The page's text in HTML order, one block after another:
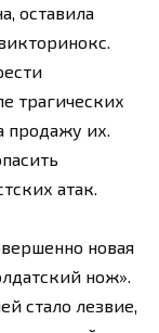
оставила
трагических
продажу их.
атак.
новая
нож».
стало лезвие,